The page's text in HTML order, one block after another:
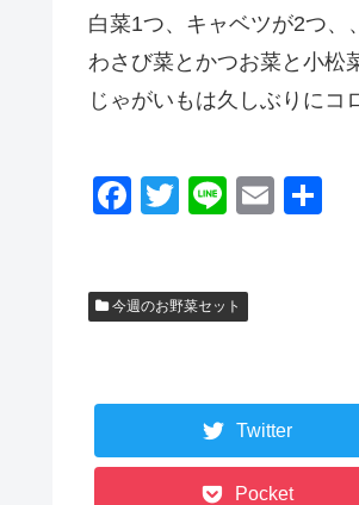
白菜1つ、キャベツが2つ、、
わさび菜とかつお菜と小松
じゃがいもは久しぶりにコ
F
e
k
T
er
Li
E
今週のお野菜セット
Twitter
Pocket